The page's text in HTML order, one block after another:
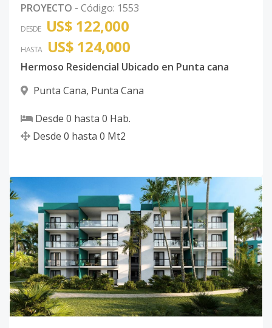
PROYECTO - Código: 1553
DESDE US$ 122,000
HASTA US$ 124,000
Hermoso Residencial Ubicado en Punta cana
Punta Cana, Punta Cana
Desde 0 hasta 0 Hab.
Desde 0 hasta 0 Mt2